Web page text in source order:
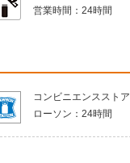
営業時間： 24時間
コンビニエンスストア
ローソン： 24時間